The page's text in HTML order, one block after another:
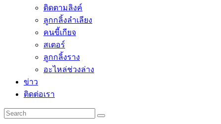
ติดตามลิงค์
ลูกกลิ้งลำเลียง
คนขี้เกียจ
สเตอร์
ลูกกลิ้งราง
อะไหล่ช่วงล่าง
ข่าว
ติดต่อเรา